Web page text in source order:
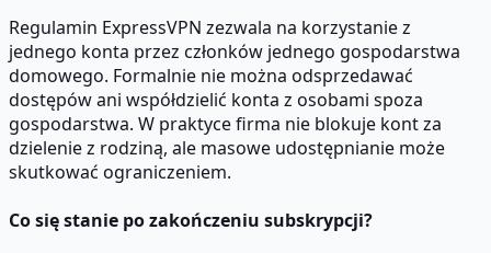
Regulamin ExpressVPN zezwala na korzystanie z
jednego konta przez członków jednego gospodarstwa
domowego. Formalnie nie można odsprzedawać
dostępów ani współdzielić konta z osobami spoza
gospodarstwa. W praktyce firma nie blokuje kont za
dzielenie z rodziną, ale masowe udostępnianie może
skutkować ograniczeniem.
Co się stanie po zakończeniu subskrypcji?